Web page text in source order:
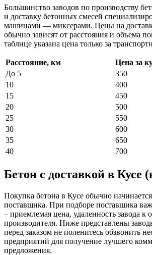
Большинство заводов по производству
и доставку бетонных смесей
машинами — миксерами. Цены на
обычно зависят от расстояния и объема
таблице указана цена только за
Расстояние, км
Цена за
До 5
350
10
400
15
450
20
500
25
550
30
600
35
650
40
700
Бетон с доставкой в Кусе
Покупка бетона в Кусе обычно
поставщика. При подборе поставщика
– приемлемая цена, удаленность завода к
производителя. Ниже представлены
перед заказом не поленитесь обзвонить
предприятий для получение лучшего
предложения.